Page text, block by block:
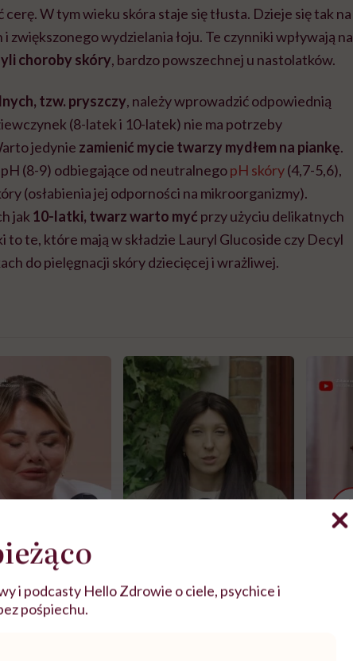
W tym wieku skóra staje się tłusta. Dzieje się tak na
wydzielania łoju. Te czynniki wpływają na
choroby skóry, bardzo powszechnej u nastolatków.
tzw. pryszczy, należy wprowadzić odpowiednią
(8-latek i 10-latek) nie ma potrzeby
jedynie zamienić mycie twarzy mydłem na piankę.
(8-9) odbiegające od neutralnegopH skóry(4,7-5,6),
(osłabienia jej odporności na mikroorganizmy).
jak 10-latki, twarz warto myć przy użyciu delikatnych
to te, które mają w składzie Lauryl Glucoside czy Decyl
do pielęgnacji skóry dziecięcej i wrażliwej.
i podcasty Hello Zdrowie o ciele, psychice i
pośpiechu.